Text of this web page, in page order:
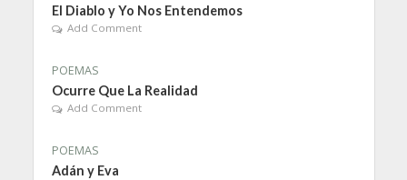
El Diablo y Yo Nos Entendemos
Add Comment
POEMAS
Ocurre Que La Realidad
Add Comment
POEMAS
Adán y Eva